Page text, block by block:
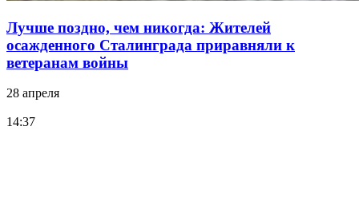
Лучше поздно, чем никогда: Жителей
осажденного Сталинграда приравняли к
ветеранам войны
28 апреля
14:37